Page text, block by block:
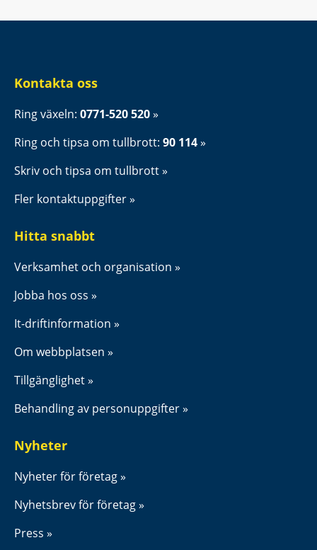
Kontakta oss
Ring växeln: 0771-520 520
Ring och tipsa om tullbrott: 90 114
Skriv och tipsa om tullbrott
Fler kontaktuppgifter
Hitta snabbt
Verksamhet och organisation
Jobba hos oss
It-driftinformation
Om webbplatsen
Tillgänglighet
Behandling av personuppgifter
Nyheter
Nyheter för företag
Nyhetsbrev för företag
Press